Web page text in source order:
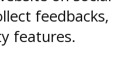
feedbacks,
features.